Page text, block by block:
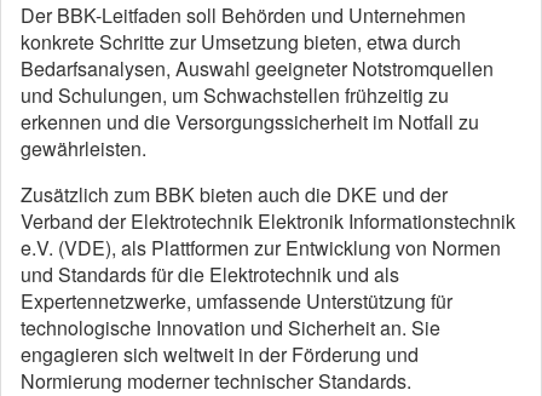
Der BBK-Leitfaden soll Behörden und Unternehmen
konkrete Schritte zur Umsetzung bieten, etwa durch
Bedarfsanalysen, Auswahl geeigneter Notstromquellen
und Schulungen, um Schwachstellen frühzeitig zu
erkennen und die Versorgungssicherheit im Notfall zu
gewährleisten.
Zusätzlich zum BBK bieten auch die DKE und der
Verband der Elektrotechnik Elektronik Informationstechnik
e.V. (VDE), als Plattformen zur Entwicklung von Normen
und Standards für die Elektrotechnik und als
Expertennetzwerke, umfassende Unterstützung für
technologische Innovation und Sicherheit an. Sie
engagieren sich weltweit in der Förderung und
Normierung moderner technischer Standards.